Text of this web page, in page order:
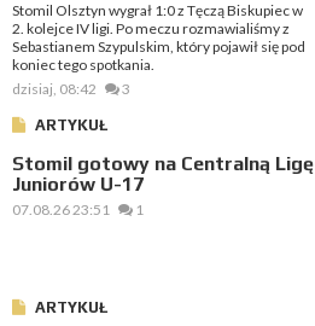
Stomil Olsztyn wygrał 1:0 z Tęczą Biskupiec w
2. kolejce IV ligi. Po meczu rozmawialiśmy z
Sebastianem Szypulskim, który pojawił się pod
koniec tego spotkania.
dzisiaj, 08:42
3
ARTYKUŁ
Stomil gotowy na Centralną Ligę
Juniorów U-17
07.08.26 23:51 1
ARTYKUŁ